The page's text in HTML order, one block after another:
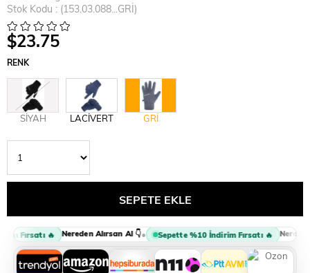
Stok Kodu
(153.03.088...GRİ)
$23.75
RENK
SİYAH LACİVERT GRİ
Fırsatı 🔥 Nereden Alırsan Al 👇• Sepette %10 İndirim Fırsatı 🔥 Nereden